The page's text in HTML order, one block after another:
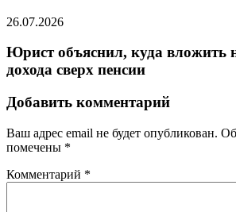
26.07.2026
Юрист объяснил, куда вложить
дохода сверх пенсии
Добавить комментарий
Ваш адрес email не будет опубликован.
помечены *
Комментарий *